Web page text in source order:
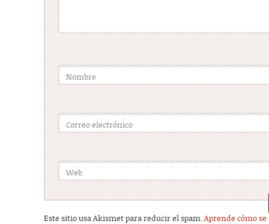
Nombre
Correo electrónico
Web
Este sitio usa Akismet para reducir el spam.Aprende cómo se